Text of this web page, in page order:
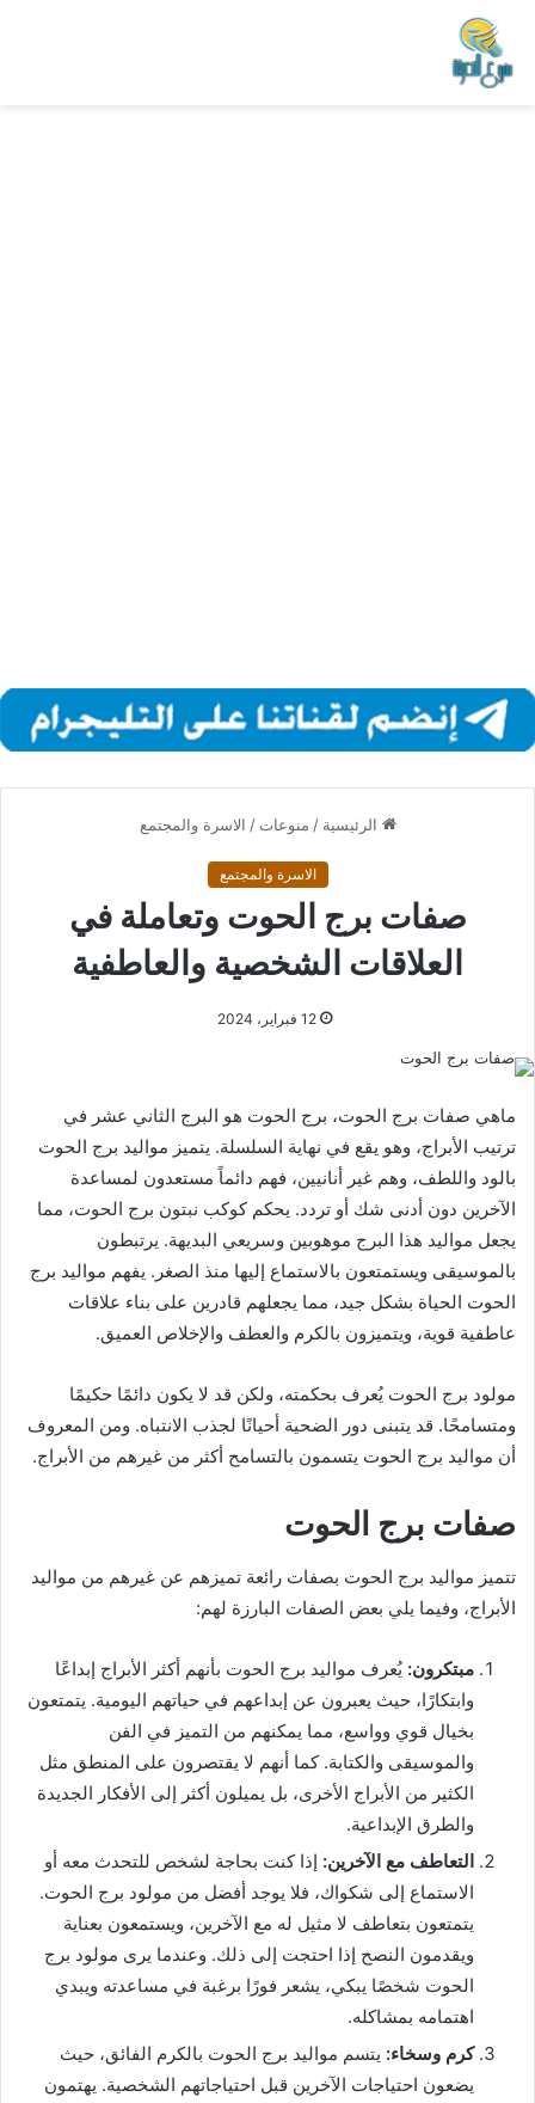
الرئيسية / منوعات / الاسرة والمجتمع
الاسرة والمجتمع
صفات برج الحوت وتعاملة في
العلاقات الشخصية والعاطفية
12 فبراير، 2024
ماهي صفات برج الحوت، برج الحوت هو البرج الثاني عشر في
ترتيب الأبراج، وهو يقع في نهاية السلسلة. يتميز مواليد برج الحوت
بالود واللطف، وهم غير أنانيين، فهم دائماً مستعدون لمساعدة
الآخرين دون أدنى شك أو تردد. يحكم كوكب نبتون برج الحوت، مما
يجعل مواليد هذا البرج موهوبين وسريعي البديهة. يرتبطون
بالموسيقى ويستمتعون بالاستماع إليها منذ الصغر. يفهم مواليد برج
الحوت الحياة بشكل جيد، مما يجعلهم قادرين على بناء علاقات
عاطفية قوية، ويتميزون بالكرم والعطف والإخلاص العميق.
مولود برج الحوت يُعرف بحكمته، ولكن قد لا يكون دائمًا حكيمًا
ومتسامحًا. قد يتبنى دور الضحية أحيانًا لجذب الانتباه. ومن المعروف
أن مواليد برج الحوت يتسمون بالتسامح أكثر من غيرهم من الأبراج.
صفات برج الحوت
تتميز مواليد برج الحوت بصفات رائعة تميزهم عن غيرهم من مواليد
الأبراج، وفيما يلي بعض الصفات البارزة لهم:
مبتكرون: يُعرف مواليد برج الحوت بأنهم أكثر الأبراج إبداعًا
وابتكارًا، حيث يعبرون عن إبداعهم في حياتهم اليومية. يتمتعون
بخيال قوي وواسع، مما يمكنهم من التميز في الفن
والموسيقى والكتابة. كما أنهم لا يقتصرون على المنطق مثل
الكثير من الأبراج الأخرى، بل يميلون أكثر إلى الأفكار الجديدة
والطرق الإبداعية.
التعاطف مع الآخرين: إذا كنت بحاجة لشخص للتحدث معه أو
الاستماع إلى شكواك، فلا يوجد أفضل من مولود برج الحوت.
يتمتعون بتعاطف لا مثيل له مع الآخرين، ويستمعون بعناية
ويقدمون النصح إذا احتجت إلى ذلك. وعندما يرى مولود برج
الحوت شخصًا يبكي، يشعر فورًا برغبة في مساعدته ويبدي
اهتمامه بمشاكله.
كرم وسخاء: يتسم مواليد برج الحوت بالكرم الفائق، حيث
يضعون احتياجات الآخرين قبل احتياجاتهم الشخصية. يهتمون